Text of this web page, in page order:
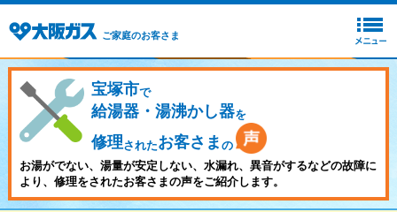
ご家庭のお客さま
宝塚市で
給湯器・湯沸かし器を
修理されたお客さま の
お湯がでない、湯量が安定しない、水漏れ、異音がするなどの故障に
より、修理をされたお客さまの声をご紹介します。